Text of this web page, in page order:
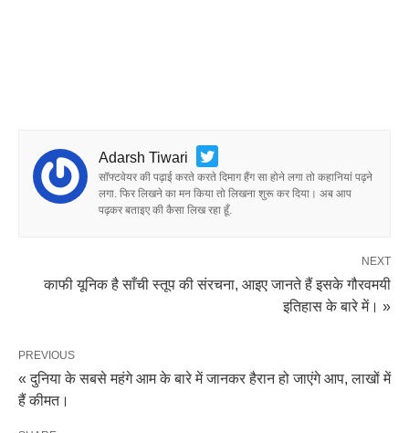
Adarsh Tiwari
सॉफ्टवेयर की पढ़ाई करते करते दिमाग हैंग सा होने लगा तो कहानियां पढ़ने
लगा. फिर लिखने का मन किया तो लिखना शुरू कर दिया। अब आप
पढ़कर बताइए की कैसा लिख रहा हूँ.
NEXT
काफी यूनिक है साँची स्तूप की संरचना, आइए जानते हैं इसके गौरवमयी
इतिहास के बारे में। »
PREVIOUS
« दुनिया के सबसे महंगे आम के बारे में जानकर हैरान हो जाएंगे आप, लाखों में
हैं कीमत।